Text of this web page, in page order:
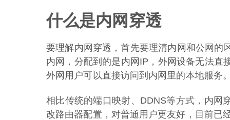
什么是内网穿透
要理解内网穿透，首先要理清内网和公网的
内网，分配到的是内网IP，外网设备无法直
外网用户可以直接访问到内网里的本地服务
相比传统的端口映射、DDNS等方式，内网
改路由器配置，对普通用户更友好，目前已